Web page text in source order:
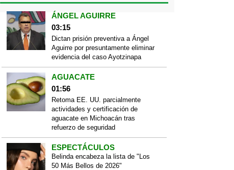
ÁNGEL AGUIRRE
03:15
Dictan prisión preventiva a Ángel
Aguirre por presuntamente eliminar
evidencia del caso Ayotzinapa
AGUACATE
01:56
Retoma EE. UU. parcialmente
actividades y certificación de
aguacate en Michoacán tras
refuerzo de seguridad
ESPECTÁCULOS
Belinda encabeza la lista de "Los
50 Más Bellos de 2026"